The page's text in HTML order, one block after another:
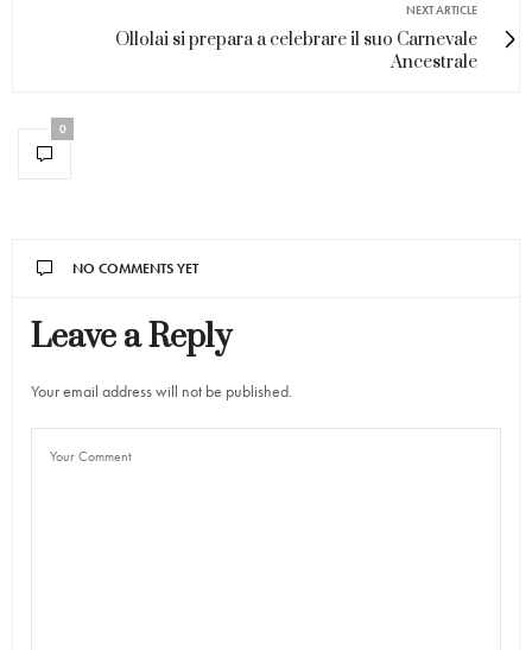
NEXT ARTICLE
Ollolai si prepara a celebrare il suo Carnevale
Ancestrale
0
NO COMMENTS YET
Leave a Reply
Your email address will not be published.